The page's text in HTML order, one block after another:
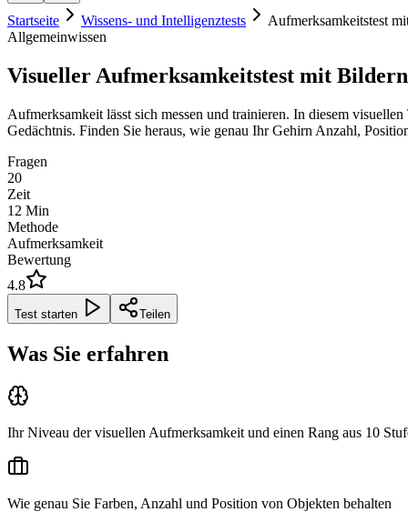
Startseite Wissens- und Intelligenztests
Aufmerksamkeitstest
Allgemeinwissen
Visueller Aufmerksamkeitstest mit Bildern
Aufmerksamkeit lässt sich messen und trainieren. In diesem
Gedächtnis. Finden Sie heraus, wie genau Ihr Gehirn Anzahl,
Fragen
20
Zeit
12 Min
Methode
Aufmerksamkeit
Bewertung
4.8
Test starten Teilen
Was Sie erfahren
Ihr Niveau der visuellen Aufmerksamkeit und einen Rang aus 10
Wie genau Sie Farben, Anzahl und Position von Objekten behalten